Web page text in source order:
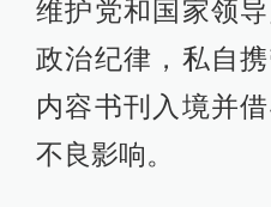
维护党和国家领
政治纪律，私自
内容书刊入境并
不良影响。